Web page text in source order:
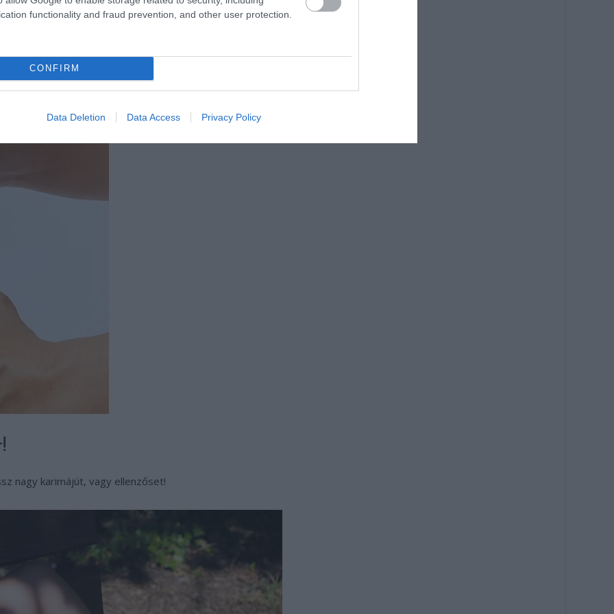
functionality and fraud prevention, and other user protection.
CONFIRM
Data Deletion Data Access Privacy Policy
ráadásul hidratált maradsz a forróságban is. Ha
akkor menetközben sem kell nélkülöznöd a hideg
nagy karimájút, vagy ellenzőset!